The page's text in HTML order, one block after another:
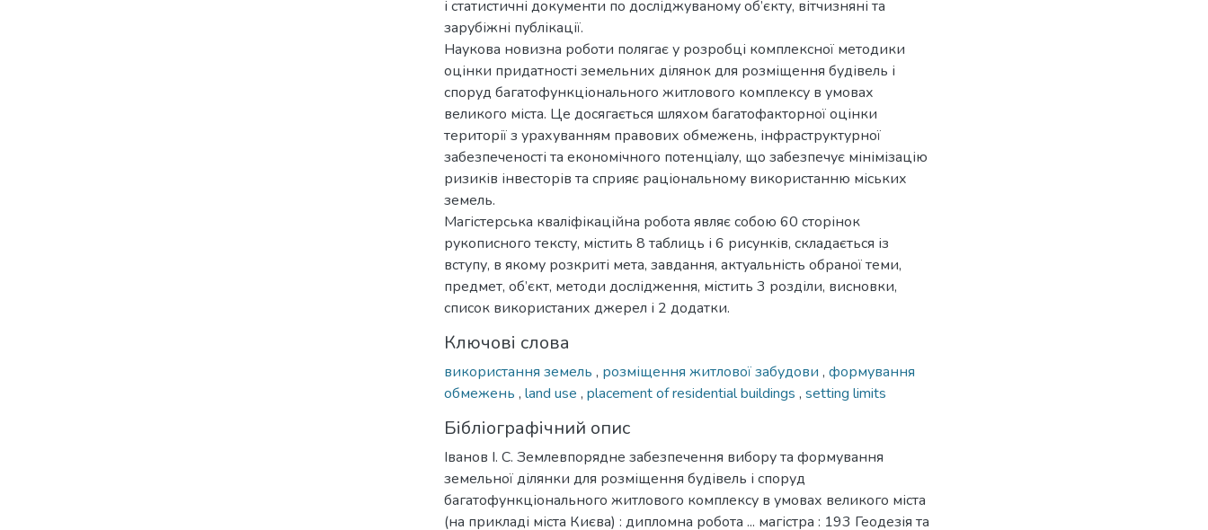
і статистичні документи по досліджуваному об’єкту, вітчизняні та
зарубіжні публікації.
Наукова новизна роботи полягає у розробці комплексної методики
оцінки придатності земельних ділянок для розміщення будівель і
споруд багатофункціонального житлового комплексу в умовах
великого міста. Це досягається шляхом багатофакторної оцінки
території з урахуванням правових обмежень, інфраструктурної
забезпеченості та економічного потенціалу, що забезпечує мінімізацію
ризиків інвесторів та сприяє раціональному використанню міських
земель.
Магістерська кваліфікаційна робота являє собою 60 сторінок
рукописного тексту, містить 8 таблиць і 6 рисунків, складається із
вступу, в якому розкриті мета, завдання, актуальність обраної теми,
предмет, об’єкт, методи дослідження, містить 3 розділи, висновки,
список використаних джерел і 2 додатки.
Ключові слова
використання земель , розміщення житлової забудови , формування
обмежень , land use , placement of residential buildings , setting limits
Бібліографічний опис
Іванов І. С. Землевпорядне забезпечення вибору та формування
земельної ділянки для розміщення будівель і споруд
багатофункціонального житлового комплексу в умовах великого міста
(на прикладі міста Києва) : дипломна робота ... магістра : 193 Геодезія та